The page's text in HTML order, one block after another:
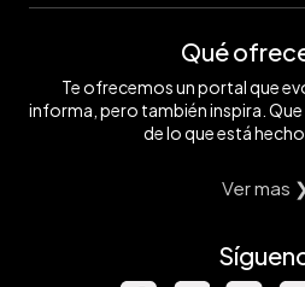
Qué
Te ofrecemos un portal que
informa, pero también inspira.
de lo que está hecho
Ver mas